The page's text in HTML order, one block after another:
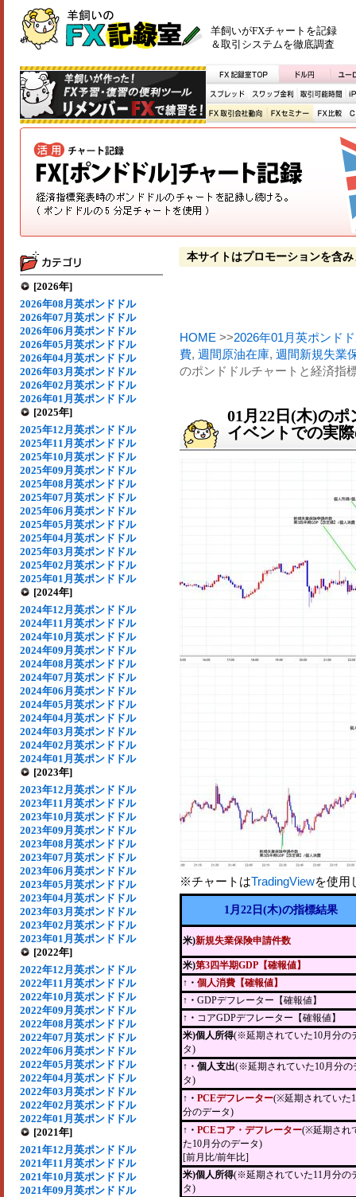
羊飼いがFXチャートを記録
＆取引システムを徹底調査
[2026年]
2026年08月英ポンドドル
2026年07月英ポンドドル
2026年06月英ポンドドル
2026年05月英ポンドドル
2026年04月英ポンドドル
2026年03月英ポンドドル
2026年02月英ポンドドル
2026年01月英ポンドドル
[2025年]
2025年12月英ポンドドル
2025年11月英ポンドドル
2025年10月英ポンドドル
2025年09月英ポンドドル
2025年08月英ポンドドル
2025年07月英ポンドドル
2025年06月英ポンドドル
2025年05月英ポンドドル
2025年04月英ポンドドル
2025年03月英ポンドドル
2025年02月英ポンドドル
2025年01月英ポンドドル
[2024年]
2024年12月英ポンドドル
2024年11月英ポンドドル
2024年10月英ポンドドル
2024年09月英ポンドドル
2024年08月英ポンドドル
2024年07月英ポンドドル
2024年06月英ポンドドル
2024年05月英ポンドドル
2024年04月英ポンドドル
2024年03月英ポンドドル
2024年02月英ポンドドル
2024年01月英ポンドドル
[2023年]
2023年12月英ポンドドル
2023年11月英ポンドドル
2023年10月英ポンドドル
2023年09月英ポンドドル
2023年08月英ポンドドル
2023年07月英ポンドドル
2023年06月英ポンドドル
2023年05月英ポンドドル
2023年04月英ポンドドル
2023年03月英ポンドドル
2023年02月英ポンドドル
2023年01月英ポンドドル
[2022年]
2022年12月英ポンドドル
2022年11月英ポンドドル
2022年10月英ポンドドル
2022年09月英ポンドドル
2022年08月英ポンドドル
2022年07月英ポンドドル
2022年06月英ポンドドル
2022年05月英ポンドドル
2022年04月英ポンドドル
2022年03月英ポンドドル
2022年02月英ポンドドル
2022年01月英ポンドドル
[2021年]
2021年12月英ポンドドル
2021年11月英ポンドドル
2021年10月英ポンドドル
2021年09月英ポンドドル
本サイトはプロモーションを含み
HOME >>2026年01月英ポンド
費, 週間原油在庫, 週間新規失業
のポンドドルチャートと経済指
01月22日(木)の
イベントでの実
※チャートはTradingViewを使用
1月22日(木)の指標結果
米)新規失業保険申請件数
米)第3四半期GDP【確報値】
↑・ 個人消費【確報値】
↑・ GDPデフレーター【確報値】
↑・ コアGDPデフレーター【確報値】
米)個人所得(※延期されていた10月分の
タ)
↑・個人支出(※延期されていた10月分の
タ)
↑・ PCEデフレーター(※延期されていた
分のデータ)
↑・ PCEコア・デフレーター(※延期され
た10月分のデータ)
[前月比/前年比]
米)個人所得(※延期されていた11月分の
タ)